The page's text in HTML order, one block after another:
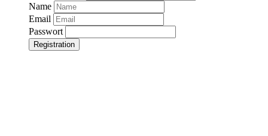
Name
Email
Passwort
Registration